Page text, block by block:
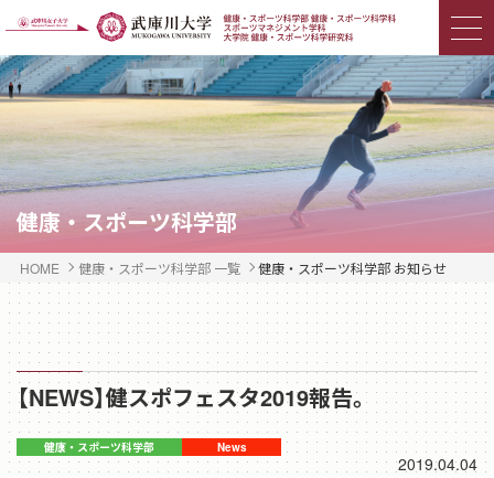
健康・スポーツ科学部
HOME 健康・スポーツ科学部 一覧 健康・スポーツ科学部 お知らせ
【NEWS】健スポフェスタ2019報告。
2019.04.04